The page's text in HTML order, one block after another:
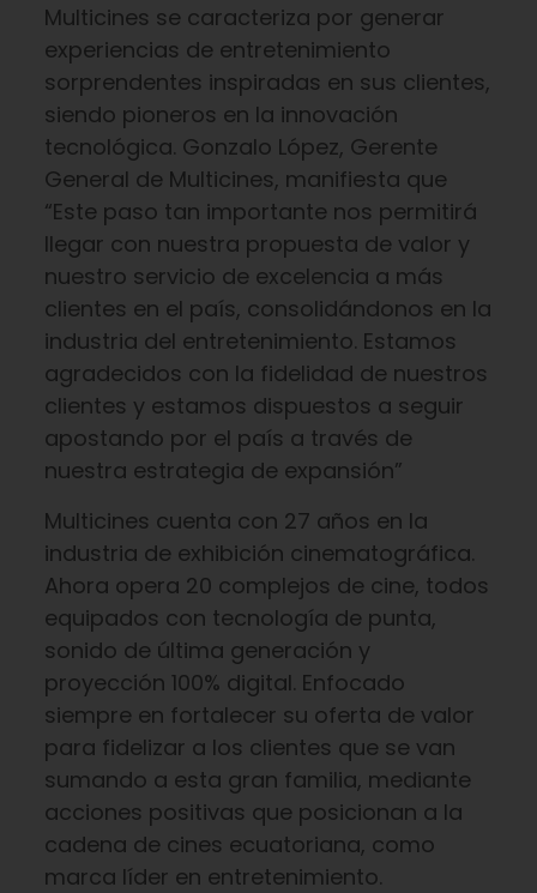
Multicines se caracteriza por generar
experiencias de entretenimiento
sorprendentes inspiradas en sus clientes,
siendo pioneros en la innovación
tecnológica. Gonzalo López, Gerente
General de Multicines, manifiesta que
“Este paso tan importante nos permitirá
llegar con nuestra propuesta de valor y
nuestro servicio de excelencia a más
clientes en el país, consolidándonos en la
industria del entretenimiento. Estamos
agradecidos con la fidelidad de nuestros
clientes y estamos dispuestos a seguir
apostando por el país a través de
nuestra estrategia de expansión”
Multicines cuenta con 27 años en la
industria de exhibición cinematográfica.
Ahora opera 20 complejos de cine, todos
equipados con tecnología de punta,
sonido de última generación y
proyección 100% digital. Enfocado
siempre en fortalecer su oferta de valor
para fidelizar a los clientes que se van
sumando a esta gran familia, mediante
acciones positivas que posicionan a la
cadena de cines ecuatoriana, como
marca líder en entretenimiento.